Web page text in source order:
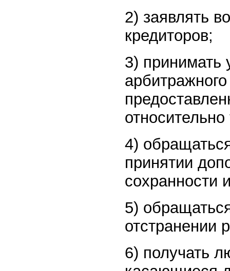
2) заявлять
кредиторов;
3) принимать
4)
принятии
сохранности
5)
отстранении
6) получать